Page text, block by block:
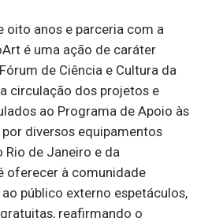
oito anos e parceria com a
é uma ação de caráter
de Ciência e Cultura da
circulação dos projetos e
ao Programa de Apoio às
diversos equipamentos
Rio de Janeiro e da
oferecer à comunidade
público externo espetáculos,
reafirmando o